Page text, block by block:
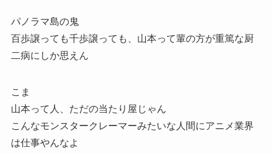
パノラマ島の鬼
百歩譲っても千歩譲っても、山本って輩の方が重篤な厨
二病にしか思えん
こま
山本って人、ただの当たり屋じゃん
こんなモンスタークレーマーみたいな人間にアニメ業界
は仕事やんなよ